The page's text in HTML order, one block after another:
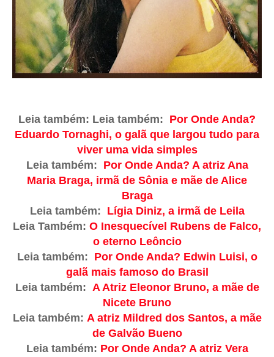
Leia também: Leia também: Por Onde Anda?
Eduardo Tornaghi, o galã que largou tudo para
viver uma vida simples
Leia também: Por Onde Anda? A atriz Ana
Maria Braga, irmã de Sônia e mãe de Alice
Braga
Leia também: Lígia Diniz, a irmã de Leila
Leia Também: O Inesquecível Rubens de Falco,
o eterno Leôncio
Leia também: Por Onde Anda? Edwin Luisi, o
galã mais famoso do Brasil
Leia também: A Atriz Eleonor Bruno, a mãe de
Nicete Bruno
Leia também: A atriz Mildred dos Santos, a mãe
de Galvão Bueno
Leia também: Por Onde Anda? A atriz Vera